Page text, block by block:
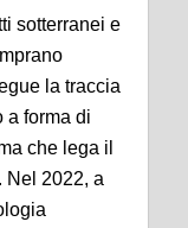
sotterranei e
la traccia
a forma di
che lega il
Nel 2022, a